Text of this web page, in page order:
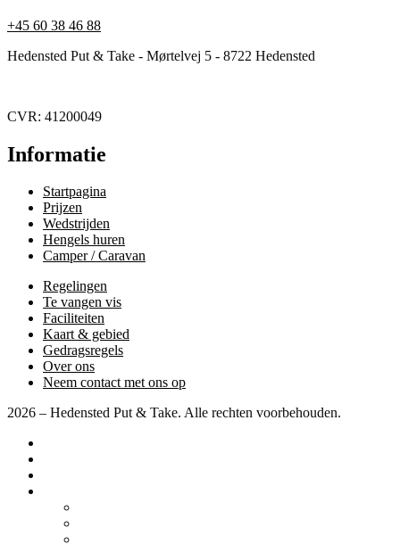
+45 60 38 46 88
Hedensted Put & Take - Mørtelvej 5 - 8722 Hedensted
CVR: 41200049
Informatie
Startpagina
Prijzen
Wedstrijden
Hengels huren
Camper / Caravan
Regelingen
Te vangen vis
Faciliteiten
Kaart & gebied
Gedragsregels
Over ons
Neem contact met ons op
2026 – Hedensted Put & Take. Alle rechten voorbehouden.